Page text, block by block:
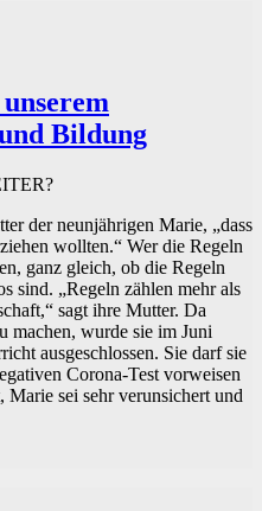
Bildung
der neunjährigen Marie, „dass
wollten.“ Wer die Regeln
ganz gleich, ob die Regeln
sind. „Regeln zählen mehr als
sagt ihre Mutter. Da
machen, wurde sie im Juni
ausgeschlossen. Sie darf sie
Corona-Test vorweisen
sei sehr verunsichert und